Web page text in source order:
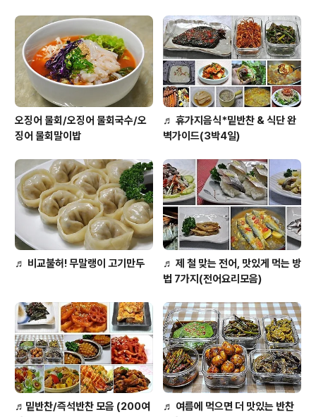
오징어 물회/오징어 물회국수/오
징어 물회말이밥
♬ 휴가지음식*밑반찬 & 식단 완
벽가이드(3박4일)
♬ 비교불허! 무말랭이 고기만두
♬ 제 철 맞는 전어, 맛있게 먹는 방
법 7가지(전어요리모음)
♬밑반찬/즉석반찬 모음 (200여
♬ 여름에 먹으면 더 맛있는 반찬